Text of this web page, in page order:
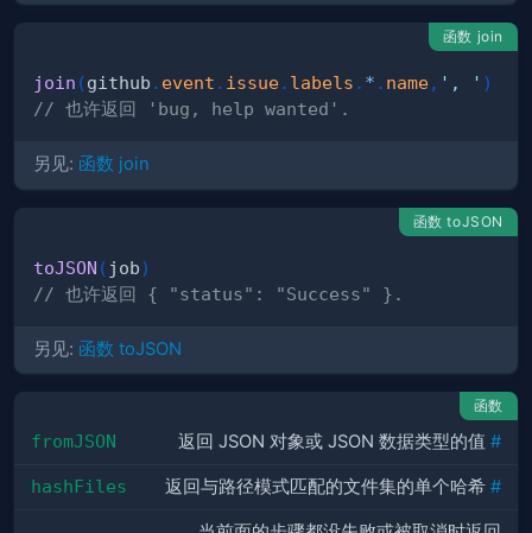
函数 join
join (github . event . issue. labels . * . name, ', ' )
// 也许返回 'bug, help wanted'.
另见: 函数 join
函数 toJSON
toJSON ( job)
// 也许返回 { "status": "Success" }.
另见: 函数 toJSON
函数
fromJSON 返回 JSON 对象或 JSON 数据类型的值 #
hashFiles 返回与路径模式匹配的文件集的单个哈希 #